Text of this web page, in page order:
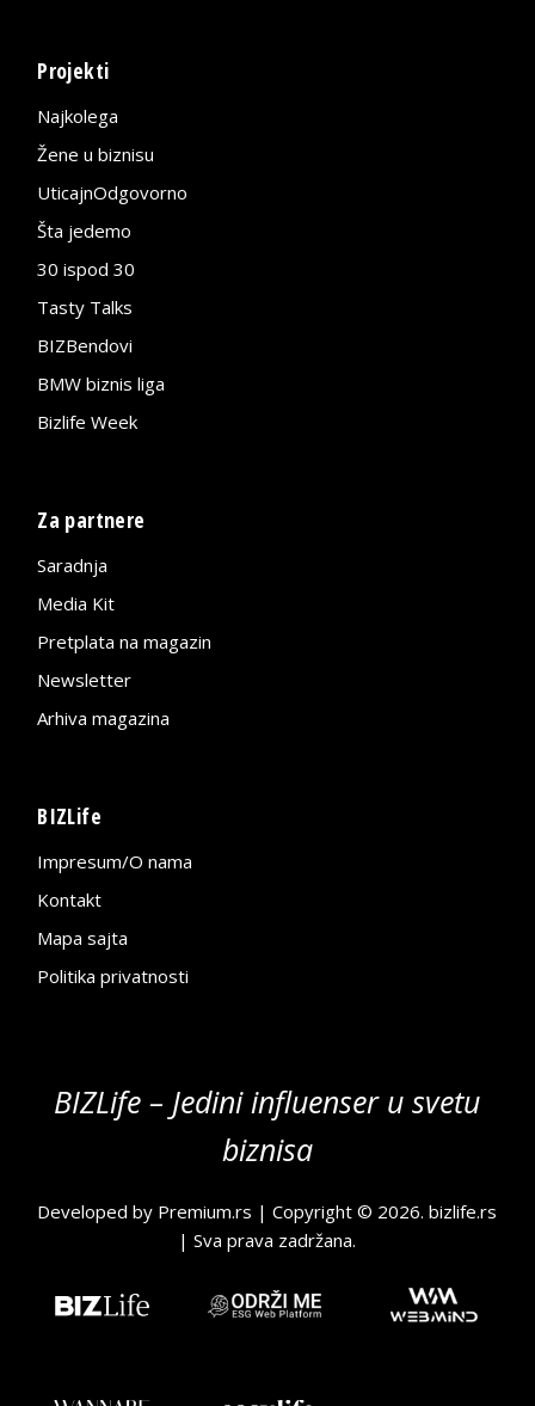
Projekti
Najkolega
Žene u biznisu
UticajnOdgovorno
Šta jedemo
30 ispod 30
Tasty Talks
BIZBendovi
BMW biznis liga
Bizlife Week
Za partnere
Saradnja
Media Kit
Pretplata na magazin
Newsletter
Arhiva magazina
BIZLife
Impresum/O nama
Kontakt
Mapa sajta
Politika privatnosti
BIZLife – Jedini influenser u svetu
biznisa
Developed by Premium.rs | Copyright © 2026.bizlife.rs
| Sva prava zadržana.